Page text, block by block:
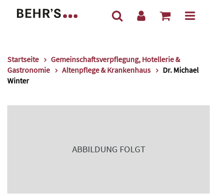
Startseite
Gemeinschaftsverpflegung, Hotellerie &
Gastronomie
Altenpflege & Krankenhaus
Dr. Michael
Winter
ABBILDUNG FOLGT